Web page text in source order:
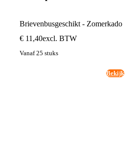
Brievenbusgeschikt - Zomerkado
€ 11,40excl. BTW
Vanaf 25 stuks
Bekijk